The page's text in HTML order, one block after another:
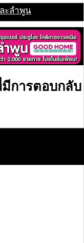
ะลำพูน
การตอบกลับ